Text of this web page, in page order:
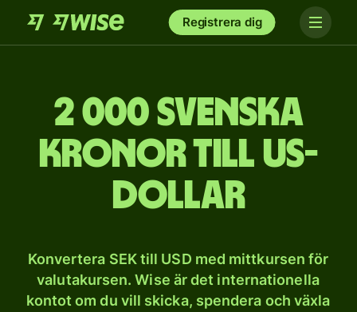
Registrera dig
2 000 svenska
kronor till US-
dollar
Konvertera SEK till USD med mittkursen för
valutakursen. Wise är det internationella
kontot om du vill skicka, spendera och växla